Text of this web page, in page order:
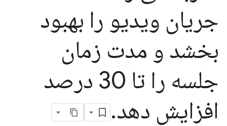
جریان ویدیو را بهبود
بخشد و مدت زمان
جلسه را تا 30 درصد
افزایش دهد.